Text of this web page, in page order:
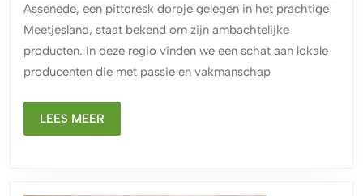
producten
uit
Assenede:
een
Assenede, een pittoresk dorpje gelegen in het prachtige
Meetjesland, staat bekend om zijn ambachtelijke
producten. In deze regio vinden we een schat aan lokale
producenten die met passie en vakmanschap
LEES MEER
MEER